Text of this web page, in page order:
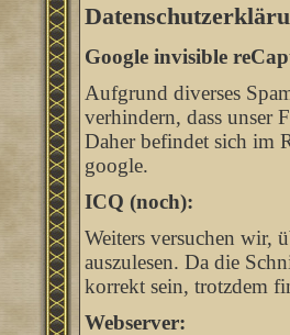
Google invisible
Aufgrund diverses
verhindern, dass unser
Daher befindet sich im
google.
ICQ (noch):
Weiters versuchen wir,
auszulesen. Da die
korrekt sein, trotzdem
Webserver: